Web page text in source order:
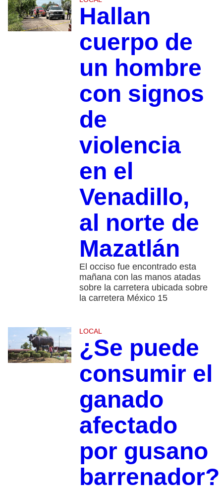
Hallan
cuerpo de
un hombre
con signos
de
violencia
en el
Venadillo,
al norte de
Mazatlán
El occiso fue encontrado esta
mañana con las manos atadas
sobre la carretera ubicada sobre
la carretera México 15
LOCAL
¿Se puede
consumir el
ganado
afectado
por gusano
barrenador?